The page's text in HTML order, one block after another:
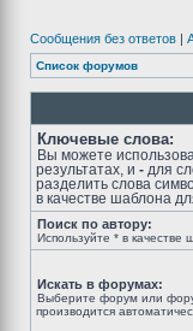
Сообщения без ответов |
Список форумов
Ключевые слова:
Вы можете
результатах, и - для
разделить слова
в качестве шаблона
Поиск по автору:
Используйте * в качестве
Искать в форумах:
Выберите форум или
производится